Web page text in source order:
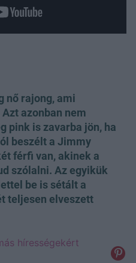
nő rajong, ami
azonban nem
pink is zavarba jön, ha
beszélt a Jimmy
férfi van, akinek a
szólalni. Az egyikük
be is sétált a
teljesen elveszett